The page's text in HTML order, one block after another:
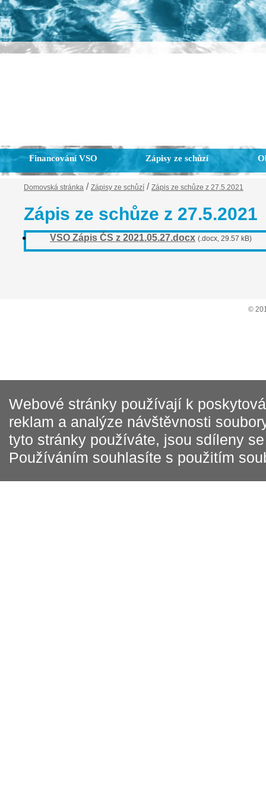
Financování VSO Zápisy ze schůzí
Domovská stránka / Zápisy ze schůzí / Zápis ze schůze z 27.5.2021
Zápis ze schůze z 27.5.2021
VSO Zápis ČS z 2021.05.27.docx (.docx, 29.57 kB)
©
Webové stránky používají k
reklam a analýze návštěvnosti
tyto stránky používáte, jsou sdíleny
Používáním souhlasíte s použitím